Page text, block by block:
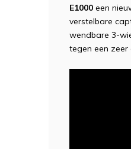
E1000 een
verstelbare
wendbare 3-
tegen een zeer